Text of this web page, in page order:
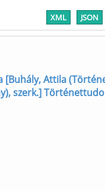
XML JSON
[Buhály, Attila
szerk.]